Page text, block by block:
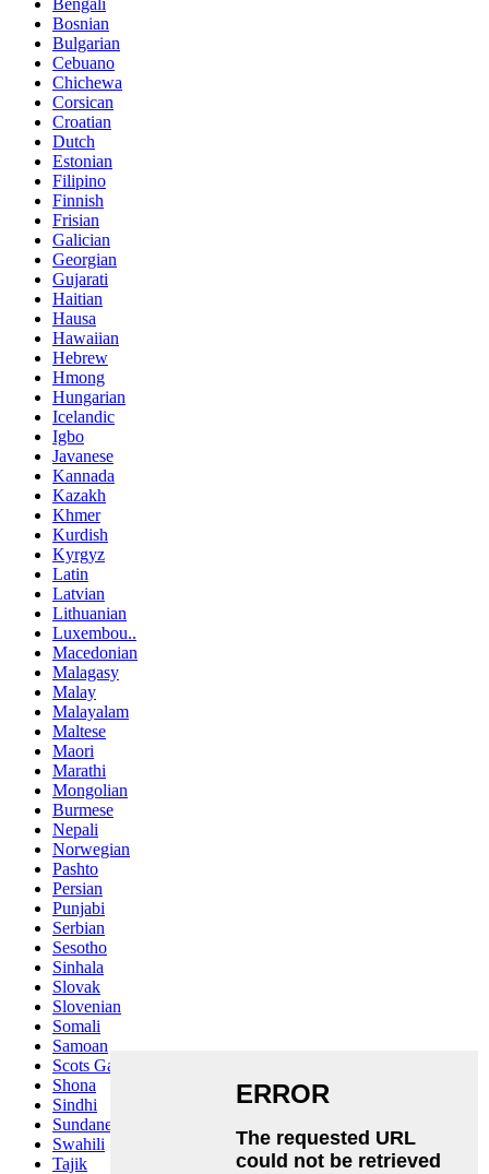
Bosnian
Bulgarian
Cebuano
Chichewa
Corsican
Croatian
Dutch
Estonian
Filipino
Finnish
Frisian
Galician
Georgian
Gujarati
Haitian
Hausa
Hawaiian
Hebrew
Hmong
Hungarian
Icelandic
Igbo
Javanese
Kannada
Kazakh
Khmer
Kurdish
Kyrgyz
Latin
Latvian
Lithuanian
Luxembou..
Macedonian
Malagasy
Malay
Malayalam
Maltese
Maori
Marathi
Mongolian
Burmese
Nepali
Norwegian
Pashto
Persian
Punjabi
Serbian
Sesotho
Sinhala
Slovak
Slovenian
Somali
Samoan
Scots Gaelic
Shona
Sindhi
Sundanese
Swahili
Tajik